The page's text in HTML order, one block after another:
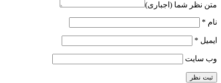
متن نظر شما (اجباری)
نام *
ایمیل *
وب‌ سایت